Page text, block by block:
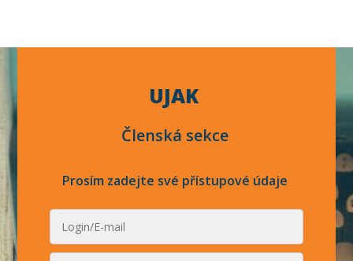
UJAK
Členská sekce
Prosím zadejte své přístupové údaje